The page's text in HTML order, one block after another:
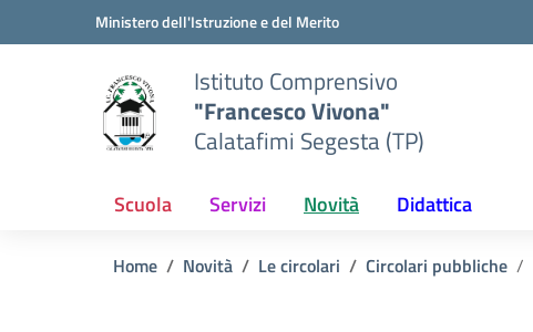
Vai ai contenuti
Vai al menu di navigazioneMinistero dell'Istruzione e del Merito
Istituto Comprensivo
"Francesco Vivona"
Calatafimi Segesta (TP)
Scuola Servizi Novità Didattica
Home Novità Le circolari Circolari pubbliche